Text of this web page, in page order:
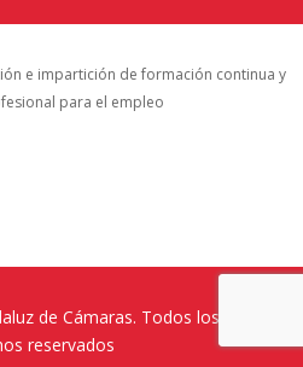
e impartición de formación continua y
para el empleo
de Cámaras. Todos los
reservados